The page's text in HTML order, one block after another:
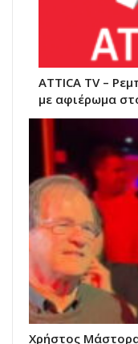
ATTICA TV –
με αφιέρωμα
Χρήστος